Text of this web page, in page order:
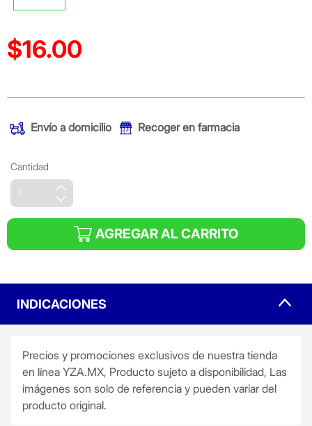
Precio reducido de
$16.00
Envío a domicilio Recoger en farmacia
Cantidad
AGREGAR AL CARRITO
INDICACIONES
Precios y promociones exclusivos de nuestra tienda
en línea YZA.MX, Producto sujeto a disponibilidad, Las
imágenes son solo de referencia y pueden variar del
producto original.